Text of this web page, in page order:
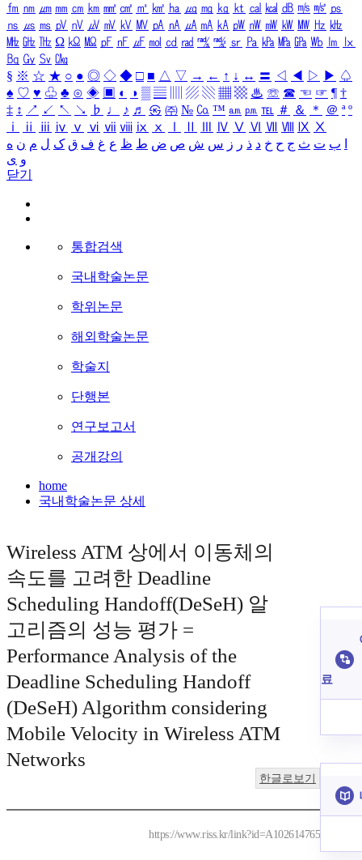
㎙ ㎚ ㎛ ㎜ ㎝ ㎞ ㎟ ㎠ ㎡ ㎢ ㏊ ㎍ ㎎ ㎏ ㏏ ㎈ ㎉ ㏈ ㎧ ㎨ ㎰
㎱ ㎲ ㎳ ㎴ ㎵ ㎶ ㎷ ㎸ ㎹ ㎀ ㎁ ㎂ ㎃ ㎄ ㎺ ㎻ ㎽ ㎾ ㎿ ㎐ ㎑
㎒ ㎓ ㎔ Ω ㏀ ㏁ ㎊ ㎋ ㎌ ㏖ ㏅ ㎭ ㎮ ㎯ ㏛ ㎩ ㎪ ㎫ ㎬ ㏝ ㏐
㏓
㏃ ㏉ ㏜ ㏆
§ ※ ☆ ★ ○ ● ◎ ◇ ◆ □ ■ △ ▽ → ← ↑ ↓ ↔ 〓 ◁ ◀ ▷ ▶ ♤
♠ ♡ ♥ ♧ ♣ ⊙ ◈ ▣ ◐ ◑ ▒ ▤ ▨ ▧ ▦ ▩ ♨ ☏ ☎ ☜ ☞ ¶ †
‡ ↕ ↗ ↙ ↖ ↘ ♭ ♩ ♪ ♬ ㉿ ㈜ № ㏇ ™ ㏂ ㏘ ℡ ＃ ＆ ＊ ＠ ª º
ⅰ
ⅱ ⅲ ⅳ ⅴ ⅵ ⅶ ⅷ ⅸ ⅹ Ⅳ Ⅴ Ⅵ Ⅶ Ⅷ Ⅸ Ⅹ
ب ت ث ج ح خ د ذ ر ز س ش ص ض ط ظ ع غ ف ق ک ل م ن ه
و ی
닫기
통합검색
국내학술논문
학위논문
해외학술논문
학술지
단행본
연구보고서
공개강의
home
국내학술논문 상세
Wireless ATM 상에서 이동체의
속도를 고려한 Deadline
Scheduling Handoff(DeSeH) 알
고리즘의 성능 평가 =
Performance Analysis of the
Deadline Scheduling Handoff
(DeSeH) Algorithm considering
Mobile Velocity in Wireless ATM
Networks
한글로보기
https://www.riss.kr/link?id=A102614765
료